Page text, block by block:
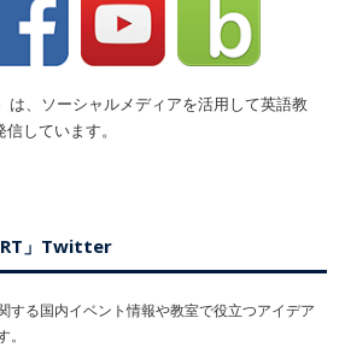
は、ソーシャルメディアを活用して英語教
しています。
」Twitter
する国内イベント情報や教室で役立つアイデア